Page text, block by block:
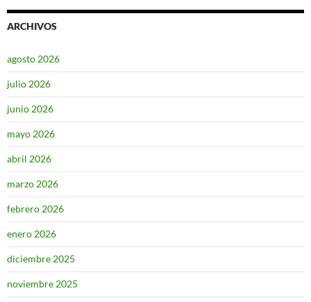
ARCHIVOS
agosto 2026
julio 2026
junio 2026
mayo 2026
abril 2026
marzo 2026
febrero 2026
enero 2026
diciembre 2025
noviembre 2025